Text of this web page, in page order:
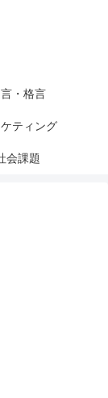
・格言
ティング
会課題